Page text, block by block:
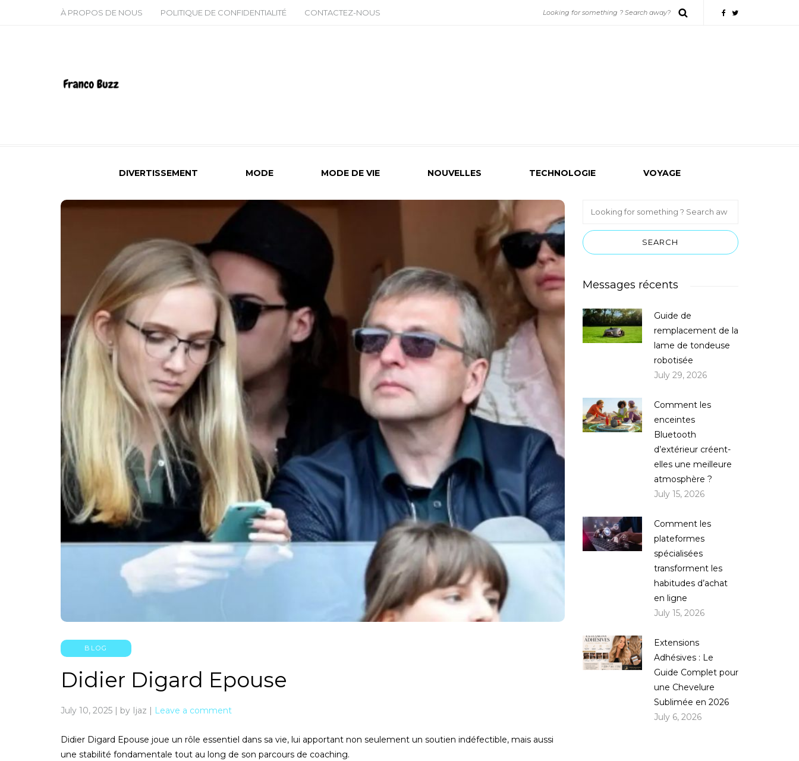
À PROPOS DE NOUS POLITIQUE DE CONFIDENTIALITÉ CONTACTEZ-NOUS
DIVERTISSEMENT MODE MODE DE VIE NOUVELLES TECHNOLOGIE VOYAGE
BLOG
Didier Digard Epouse
July 10, 2025 | by Ijaz | Leave a comment
Didier Digard Epouse joue un rôle essentiel dans sa vie, lui apportant non seulement un soutien indéfectible, mais aussi
une stabilité fondamentale tout au long de son parcours de coaching.
Messages récents
Guide de
remplacement de la
lame de tondeuse
robotisée
July 29, 2026
Comment les
enceintes
Bluetooth
d’extérieur créent-
elles une meilleure
atmosphère ?
July 15, 2026
Comment les
plateformes
spécialisées
transforment les
habitudes d’achat
en ligne
July 15, 2026
Extensions
Adhésives : Le
Guide Complet pour
une Chevelure
Sublimée en 2026
July 6, 2026